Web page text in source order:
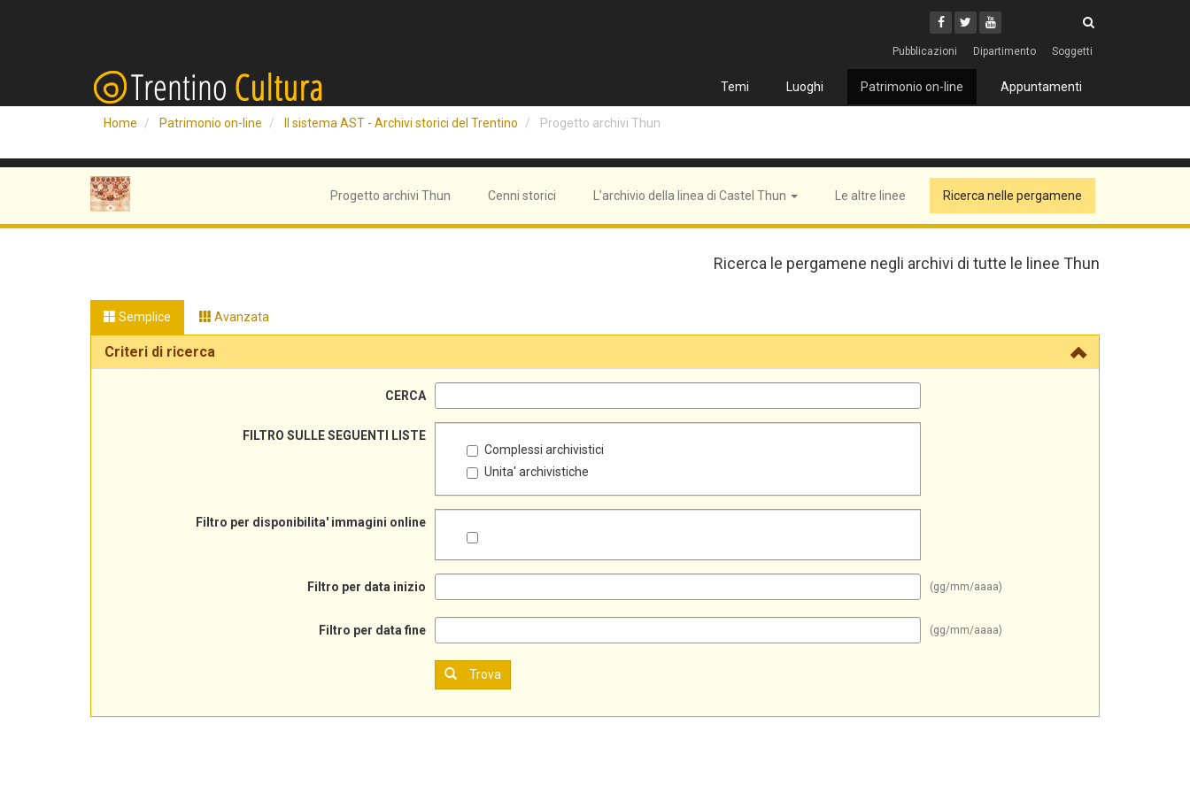
Facebook
Twitter
Youtube
Pubblicazioni Dipartimento Soggetti
Temi Luoghi Patrimonio on-line Appuntamenti
Home Patrimonio on-line Il sistema AST - Archivi storici del Trentino Progetto archivi Thun
Progetto archivi Thun Cenni storici L’archivio della linea di Castel Thun Le altre linee Ricerca nelle pergamene
Ricerca le pergamene negli archivi di tutte le linee Thun
Semplice Avanzata
Criteri di ricerca
CERCA
FILTRO SULLE SEGUENTI LISTE
Complessi archivistici
Unita' archivistiche
Filtro per disponibilita' immagini online
Filtro per data inizio (gg/mm/aaaa)
Filtro per data fine (gg/mm/aaaa)
Trova